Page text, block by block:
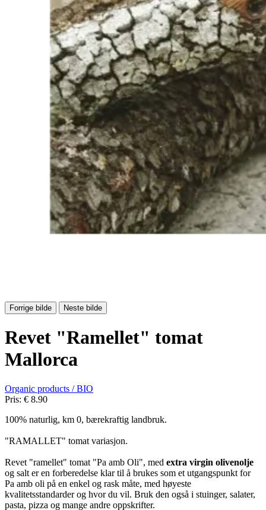
Forrige bilde Neste bilde
Revet "Ramellet" tomat
Mallorca
Organic products / BIO
Pris: € 8.90
100% naturlig, km 0, bærekraftig landbruk.
"RAMALLET" tomat variasjon.
Revet "ramellet" tomat "Pa amb Oli", med extra virgin olivenolje
og salt er en forberedelse klar til å brukes som et utgangspunkt for
Pa amb oli på en enkel og rask måte, med høyeste
kvalitetsstandarder og hvor du vil. Bruk den også i stuinger, salater,
pasta, pizza og mange andre oppskrifter.